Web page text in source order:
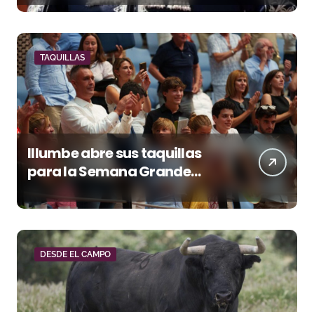
TAQUILLAS
Illumbe abre sus taquillas
para la Semana Grande
Donostiarra
DESDE EL CAMPO